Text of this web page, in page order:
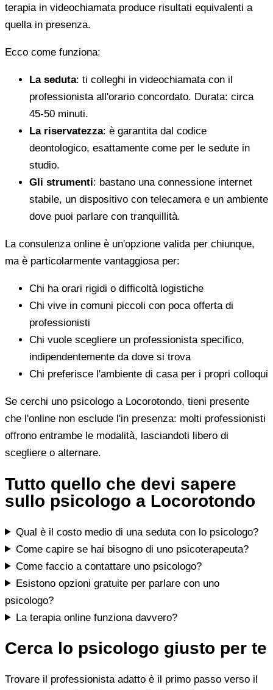
terapia in videochiamata produce risultati equivalenti a
quella in presenza.
Ecco come funziona:
La seduta: ti colleghi in videochiamata con il
professionista all'orario concordato. Durata: circa
45-50 minuti.
La riservatezza: è garantita dal codice
deontologico, esattamente come per le sedute in
studio.
Gli strumenti: bastano una connessione internet
stabile, un dispositivo con telecamera e un ambiente
dove puoi parlare con tranquillità.
La consulenza online è un'opzione valida per chiunque,
ma è particolarmente vantaggiosa per:
Chi ha orari rigidi o difficoltà logistiche
Chi vive in comuni piccoli con poca offerta di
professionisti
Chi vuole scegliere un professionista specifico,
indipendentemente da dove si trova
Chi preferisce l'ambiente di casa per i propri colloqui
Se cerchi uno psicologo a Locorotondo, tieni presente
che l'online non esclude l'in presenza: molti professionisti
offrono entrambe le modalità, lasciandoti libero di
scegliere o alternare.
Tutto quello che devi sapere
sullo psicologo a Locorotondo
Qual è il costo medio di una seduta con lo psicologo?
Come capire se hai bisogno di uno psicoterapeuta?
Come faccio a contattare uno psicologo?
Esistono opzioni gratuite per parlare con uno
psicologo?
La terapia online funziona davvero?
Cerca lo psicologo giusto per te
Trovare il professionista adatto è il primo passo verso il